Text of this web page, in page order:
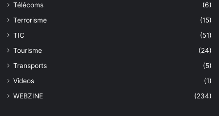
Télécoms
(6)
Terrorisme
(15)
TIC
(51)
Tourisme
(24)
Transports
(5)
Videos
(1)
WEBZINE
(234)